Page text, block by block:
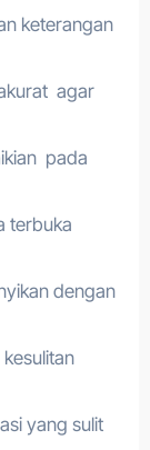
keterangan
agar
pada
terbuka
dengan
yang sulit